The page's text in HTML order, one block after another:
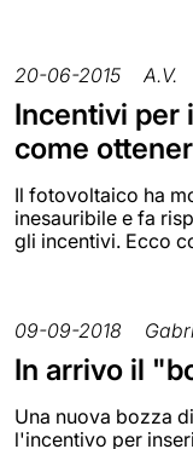
20-06-2015 A.V.
Incentivi per
come
Il fotovoltaico ha
inesauribile e fa
gli incentivi. Ecco
09-09-2018
In arrivo il
Una nuova bozza
l'incentivo per